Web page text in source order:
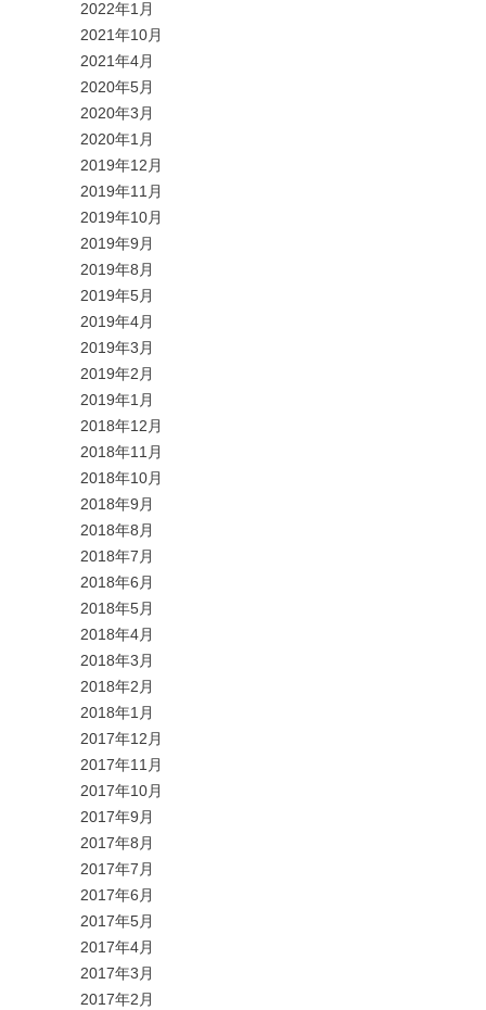
2022年1月
2021年10月
2021年4月
2020年5月
2020年3月
2020年1月
2019年12月
2019年11月
2019年10月
2019年9月
2019年8月
2019年5月
2019年4月
2019年3月
2019年2月
2019年1月
2018年12月
2018年11月
2018年10月
2018年9月
2018年8月
2018年7月
2018年6月
2018年5月
2018年4月
2018年3月
2018年2月
2018年1月
2017年12月
2017年11月
2017年10月
2017年9月
2017年8月
2017年7月
2017年6月
2017年5月
2017年4月
2017年3月
2017年2月